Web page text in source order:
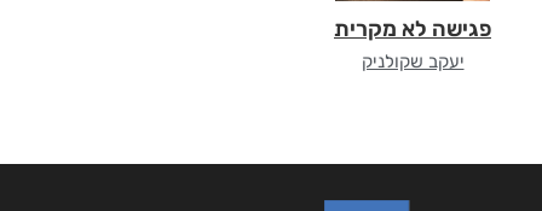
פגישה לא מקרית
יעקב שקולניק